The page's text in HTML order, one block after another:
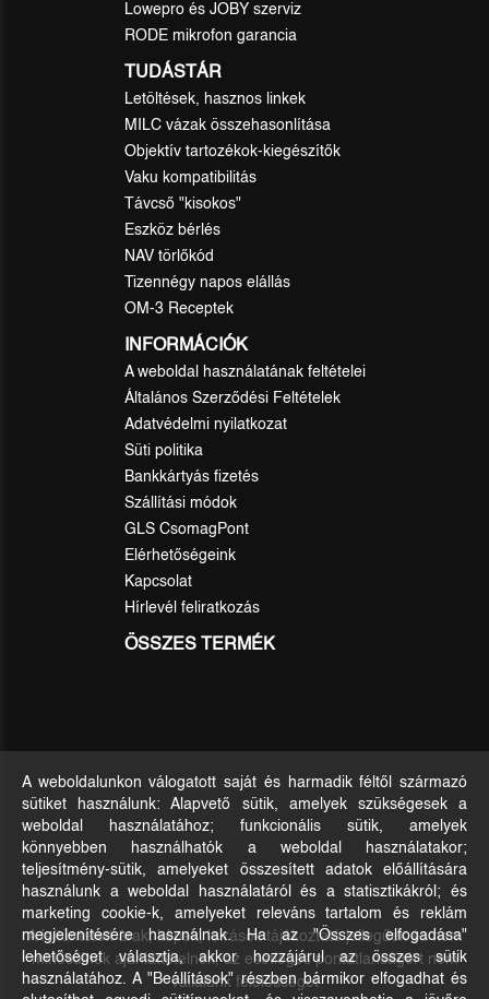
Lowepro és JOBY szerviz
RODE mikrofon garancia
TUDÁSTÁR
Letöltések, hasznos linkek
MILC vázak összehasonlítása
Objektív tartozékok-kiegészítők
Vaku kompatibilitás
Távcső "kisokos"
Eszköz bérlés
NAV törlőkód
Tizennégy napos elállás
OM-3 Receptek
INFORMÁCIÓK
A weboldal használatának feltételei
Általános Szerződési Feltételek
Adatvédelmi nyilatkozat
Süti politika
Bankkártyás fizetés
Szállítási módok
GLS CsomagPont
Elérhetőségeink
Kapcsolat
Hírlevél feliratkozás
ÖSSZES TERMÉK
A feltüntetett árak, képek, leírások tájékoztató jellegűek és nem
minősülnek ajánlattételnek, az esetleges pontatlanságért nem
vállalunk felelősséget
A weboldalunkon válogatott saját és harmadik féltől származó
sütiket használunk: Alapvető sütik, amelyek szükségesek a
weboldal használatához; funkcionális sütik, amelyek
könnyebben használhatók a weboldal használatakor;
teljesítmény-sütik, amelyeket összesített adatok előállítására
használunk a weboldal használatáról és a statisztikákról; és
marketing cookie-k, amelyeket releváns tartalom és reklám
megjelenítésére használnak. Ha az "Összes elfogadása"
lehetőséget választja, akkor hozzájárul az összes sütik
használatához. A "Beállítások" részben bármikor elfogadhat és